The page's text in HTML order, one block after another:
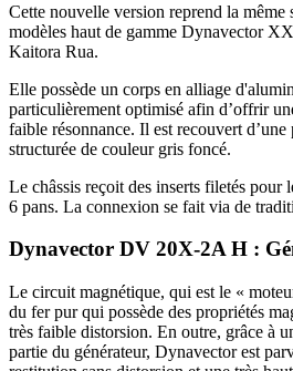
Cette nouvelle version reprend la même
modèles haut de gamme Dynavector
Kaitora Rua.
Elle possède un corps en alliage
particulièrement optimisé afin d’offrir
faible résonnance. Il est recouvert
structurée de couleur gris foncé.
Le châssis reçoit des inserts filetés pour
6 pans. La connexion se fait via de
Dynavector DV 20X-2A H :
Le circuit magnétique, qui est le «
du fer pur qui possède des propriétés
très faible distorsion. En outre, grâce à
partie du générateur, Dynavector est